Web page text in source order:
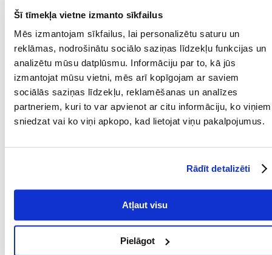
Šī tīmekļa vietne izmanto sīkfailus
Mēs izmantojam sīkfailus, lai personalizētu saturu un
reklāmas, nodrošinātu sociālo saziņas līdzekļu funkcijas un
analizētu mūsu datplūsmu. Informāciju par to, kā jūs
izmantojat mūsu vietni, mēs arī kopīgojam ar saviem
sociālās saziņas līdzekļu, reklamēšanas un analīzes
partneriem, kuri to var apvienot ar citu informāciju, ko viņiem
sniedzat vai ko viņi apkopo, kad lietojat viņu pakalpojumus.
Rādīt detalizēti
Atļaut visu
Pielāgot
0 - 3 kg 0,5 paciņas dienā
3 - 5 kg 1 paciņa dienā
>5 kg 2 paciņas dienā
Kā papildbarību var lietot līdz trīs reizēm nedēļā kā uzkodu. Uzraugiet
sava mīluļa svaru un, ja nepieciešams, pielāgojiet devas daudzumu.
Pasniedziet istabas temperatūrā, nevis tieši no ledusskapja.
Parametri
(KG):
Barība/pārtika